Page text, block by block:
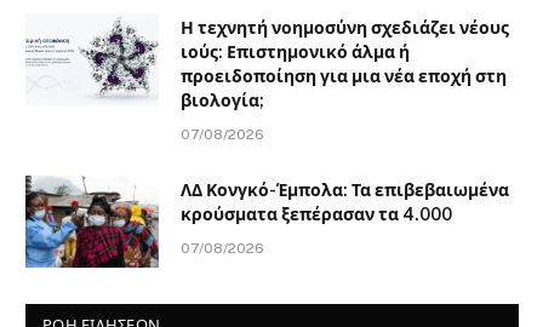
Η τεχνητή νοημοσύνη σχεδιάζει νέους
ιούς: Επιστημονικό άλμα ή
προειδοποίηση για μια νέα εποχή στη
βιολογία;
07/08/2026
ΛΔ Κονγκό-Έμπολα: Τα επιβεβαιωμένα
κρούσματα ξεπέρασαν τα 4.000
07/08/2026